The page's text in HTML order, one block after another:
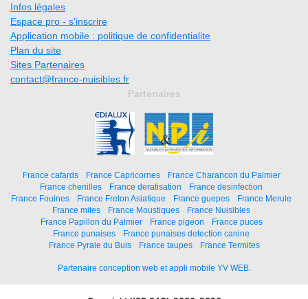
Infos légales
Espace pro - s'inscrire
Application mobile : politique de confidentialite
Plan du site
Sites Partenaires
contact@france-nuisibles.fr
Partenaires
France cafards France Capricornes
France Charancon du Palmier
France chenilles
France deratisation
France desinfection
France Fouines
France Frelon Asiatique France guepes
France Merule
France mites
France Moustiques
France Nuisibles
France Papillon du Palmier
France pigeon
France puces
France punaises
France punaises detection canine
France Pyrale du Buis
France taupes France Termites
Partenaire conception web et appli mobile YV WEB.